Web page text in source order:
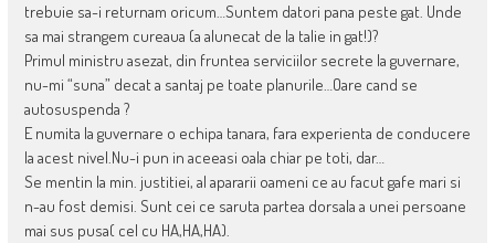
trebuie sa-i returnam oricum…Suntem datori pana peste gat. Unde
sa mai strangem cureaua (a alunecat de la talie in gat!)?
Primul ministru asezat, din fruntea serviciilor secrete la guvernare,
nu-mi “suna” decat a santaj pe toate planurile…Oare cand se
autosuspenda ?
E numita la guvernare o echipa tanara, fara experienta de conducere
la acest nivel.Nu-i pun in aceeasi oala chiar pe toti, dar…
Se mentin la min. justitiei, al apararii oameni ce au facut gafe mari si
n-au fost demisi. Sunt cei ce saruta partea dorsala a unei persoane
mai sus pusa( cel cu HA,HA,HA).